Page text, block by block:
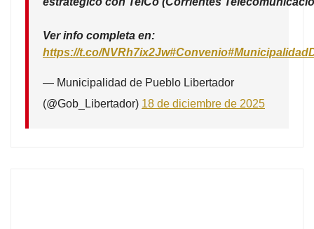
Ver info completa en:
https://t.co/NVRh7ix2Jw#Convenio
— Municipalidad de Pueblo Libertador
(@Gob_Libertador) 18 de diciembre de 2025